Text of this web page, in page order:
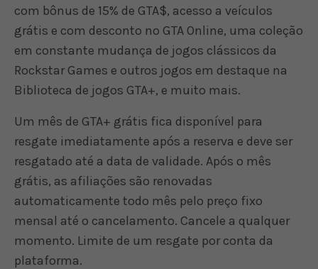
com bônus de 15% de GTA$, acesso a veículos
grátis e com desconto no GTA Online, uma coleção
em constante mudança de jogos clássicos da
Rockstar Games e outros jogos em destaque na
Biblioteca de jogos GTA+, e muito mais.
Um mês de GTA+ grátis fica disponível para
resgate imediatamente após a reserva e deve ser
resgatado até a data de validade. Após o mês
grátis, as afiliações são renovadas
automaticamente todo mês pelo preço fixo
mensal até o cancelamento. Cancele a qualquer
momento. Limite de um resgate por conta da
plataforma.